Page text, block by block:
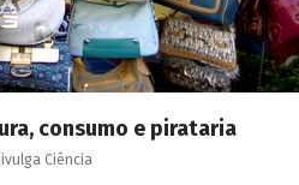
consumo e pirataria
Ciência